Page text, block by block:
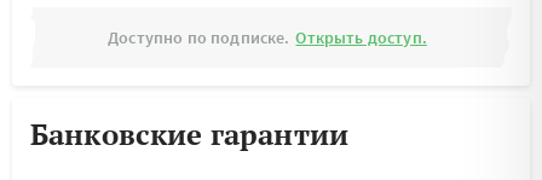
Доступно по подписке. Открыть доступ.
Банковские гарантии